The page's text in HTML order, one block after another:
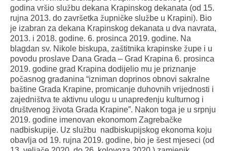
godina vršio službu dekana Krapinskog dekanata (od 15.
rujna 2013. do završetka župničke službe u Krapini). Bio
je izabran za dekana Krapinskog dekanata u dva navrata,
2013. i 2018. godine. 6. prosinca 2019. godine. Na
blagdan sv. Nikole biskupa, zaštitnika krapinske župe i u
povodu proslave Dana Grada – Grad Krapina 6. prosinca
2019. godine grad Krapina dodijelio mu je priznanje
počasnog građanina “izniman doprinos obnovi sakralne
baštine Grada Krapine, promicanje duhovnih vrijednosti i
zajedništva te aktivnu ulogu u unapređenju kulturnog i
društvenog života Grada Krapine”. Nakon toga je u srpnju
2019. godine imenovan ekonomom Zagrebačke
nadbiskupije. Uz službu nadbiskupijskog ekonoma koju
obavlja od 19. rujna 2019. godine, bio je šest mjeseci (od